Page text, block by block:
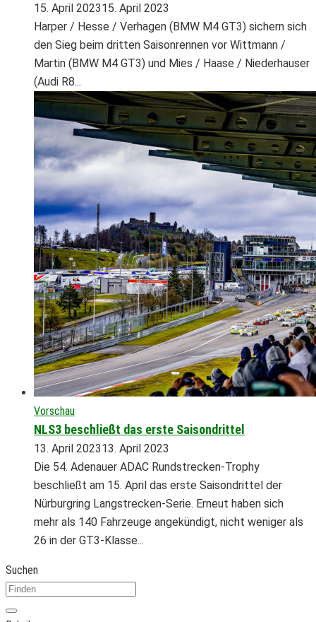
15. April 202315. April 2023
Harper / Hesse / Verhagen (BMW M4 GT3) sichern sich
den Sieg beim dritten Saisonrennen vor Wittmann /
Martin (BMW M4 GT3) und Mies / Haase / Niederhauser
(Audi R8...
Vorschau
NLS3 beschließt das erste Saisondrittel
13. April 202313. April 2023
Die 54. Adenauer ADAC Rundstrecken-Trophy
beschließt am 15. April das erste Saisondrittel der
Nürburgring Langstrecken-Serie. Erneut haben sich
mehr als 140 Fahrzeuge angekündigt, nicht weniger als
26 in der GT3-Klasse...
Suchen